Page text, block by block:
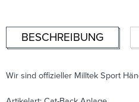
BESCHREIBUNG
Wir sind offizieller Milltek Sport